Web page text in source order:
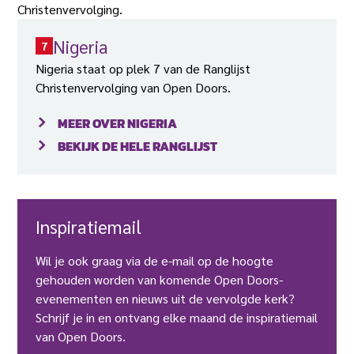
Christenvervolging.
7 Nigeria
Nigeria staat op plek 7 van de Ranglijst
Christenvervolging van Open Doors.
MEER OVER NIGERIA
BEKIJK DE HELE RANGLIJST
Inspiratiemail
Wil je ook graag via de e-mail op de hoogte
gehouden worden van komende Open Doors-
evenementen en nieuws uit de vervolgde kerk?
Schrijf je in en ontvang elke maand de inspiratiemail
van Open Doors.